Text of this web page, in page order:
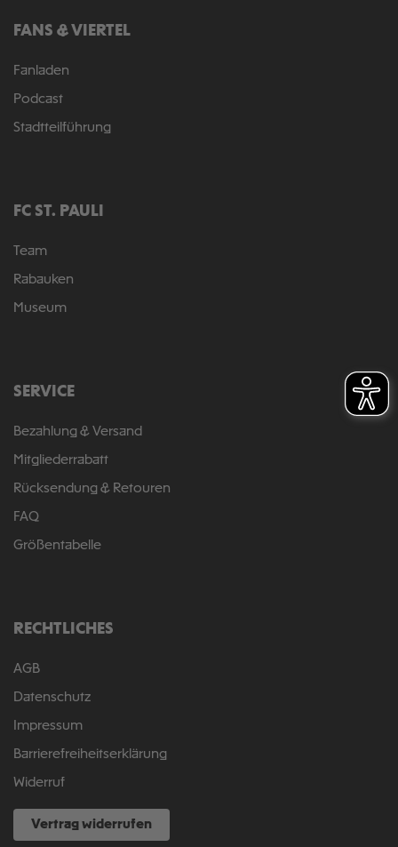
FANS & VIERTEL
Fanladen
Podcast
Stadtteilführung
FC ST. PAULI
Team
Rabauken
Museum
SERVICE
Bezahlung & Versand
Mitgliederrabatt
Rücksendung & Retouren
FAQ
Größentabelle
RECHTLICHES
AGB
Datenschutz
Impressum
Barrierefreiheitserklärung
Widerruf
Vertrag widerrufen